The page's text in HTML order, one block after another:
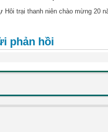
Hôi trại thanh niên chào mừng 20
phản hồi